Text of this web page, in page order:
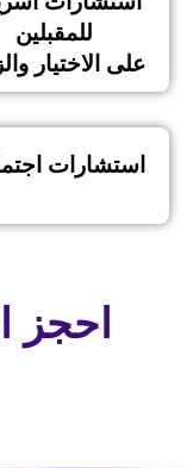
للمقبلين
على الاختيار
استشارات
احجز